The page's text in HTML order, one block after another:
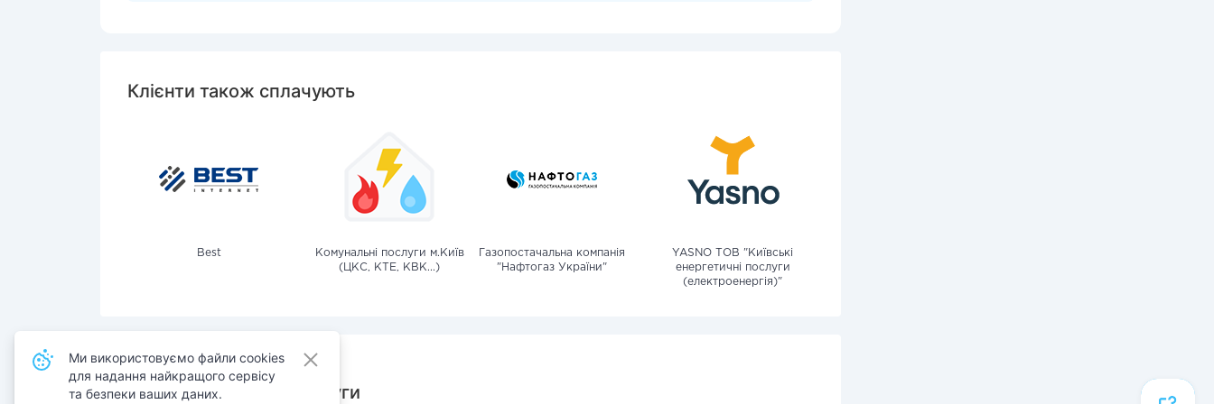
Клієнти також сплачують
Best
Комунальні послуги м.Київ
(ЦКС, КТЕ, КВК...)
Газопостачальна компанія
"Нафтогаз України"
YASNO ТОВ "Київські
енергетичні послуги
(електроенергія)"
Також сплачують послуги
Ми використовуємо файли cookies
для надання найкращого сервісу
та безпеки ваших даних.